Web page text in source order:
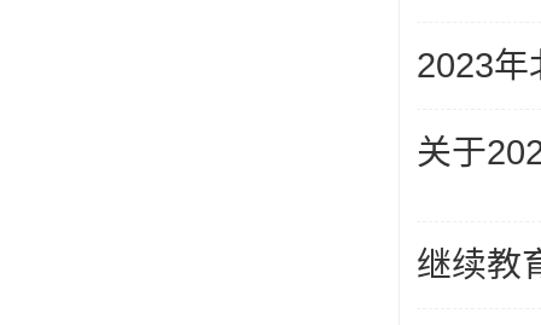
2023年
关于
继续教